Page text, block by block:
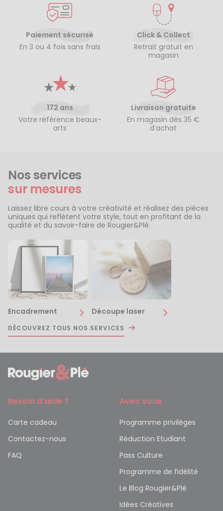
Paiement sécurisé
En 3 ou 4 fois sans frais
Click & Collect
Retrait gratuit en
magasin
172 ans
Votre référence beaux-
arts
Livraison gratuite
En magasin dès 35 €
d’achat
Nos services
sur mesures
Laissez libre cours à votre créativité et réalisez des pièces
uniques qui reflètent votre style, tout en profitant de la
qualité et du savoir-faire de Rougier&Plé.
Encadrement Découpe laser
DÉCOUVREZ TOUS NOS SERVICES
Besoin d’aide ?
Carte cadeau
Contactez-nous
FAQ
Avec vous
Programme privilèges
Réduction Etudiant
Pass Culture
Programme de fidélité
Le Blog Rougier&Plé
Idées Créatives